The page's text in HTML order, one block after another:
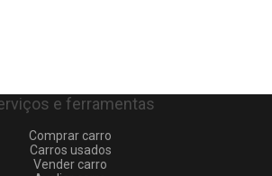
e ferramentas
Comprar carro
Carros usados
Vender carro